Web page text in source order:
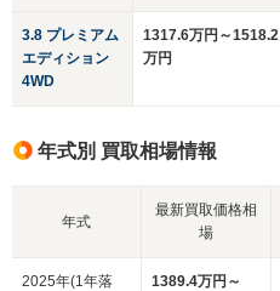
3.8 プレミアム
エディション
4WD
1317.6万円～1518.2
万円
年式別 買取相場情報
年式
最新買取価格相
場
2025年(1年落
1389.4万円～